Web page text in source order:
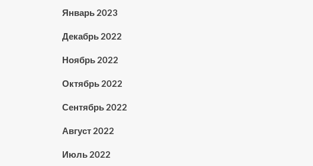
Январь 2023
Декабрь 2022
Ноябрь 2022
Октябрь 2022
Сентябрь 2022
Август 2022
Июль 2022